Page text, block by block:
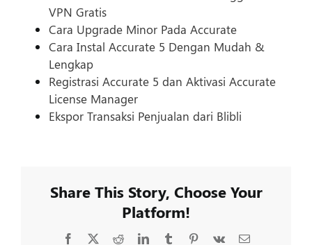
VPN Gratis
Cara Upgrade Minor Pada Accurate
Cara Instal Accurate 5 Dengan Mudah &
Lengkap
Registrasi Accurate 5 dan Aktivasi Accurate
License Manager
Ekspor Transaksi Penjualan dari Blibli
Share This Story, Choose Your
Platform!
Facebook
X RedditLinkedInTumblrPinterest
Vk Email